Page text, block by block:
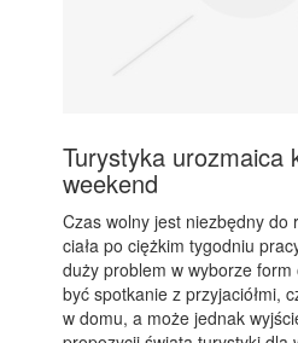
Turystyka urozmaica
weekend
Czas wolny jest niezbędny do
ciała po ciężkim tygodniu
duży problem w wyborze
być spotkanie z przyjaciółmi,
w domu, a może jednak